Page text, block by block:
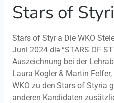
Stars of
Stars of Styria Die WKO
Juni 2024 die “STARS OF
Auszeichnung bei der
Laura Kogler & Martin
WKO zu den Stars of Styria
anderen Kandidaten